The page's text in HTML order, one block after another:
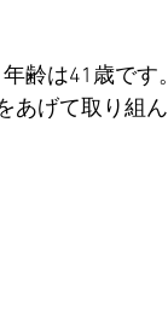
齢は41歳です。
げて取り組ん